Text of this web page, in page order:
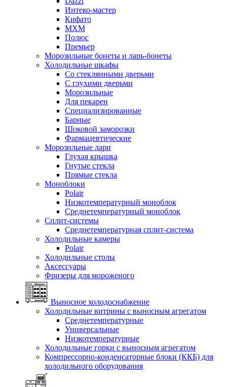
Интеко-мастер
Кифато
МХМ
Полюс
Премьер
Морозильные бонеты и ларь-бонеты
Холодильные шкафы
Со стеклянными дверьми
С глухими дверьми
Морозильные
Для пекарен
Специализированные
Барные
Шоковой заморозки
Фармацевтические
Морозильные лари
Глухая крышка
Гнутые стекла
Прямые стекла
Моноблоки
Polair
Низкотемпературный моноблок
Среднетемпературный моноблок
Сплит-системы
Среднетемпературная сплит-система
Холодильные камеры
Polair
Холодильные столы
Аксессуары
Фризеры для мороженого
Выносное холодоснабжение
Холодильные витрины с выносным агрегатом
Среднетемпературные
Универсальные
Низкотемпературные
Холодильные горки с выносным агрегатом
Компрессорно-конденсаторные блоки (ККБ) для
холодильного оборудования